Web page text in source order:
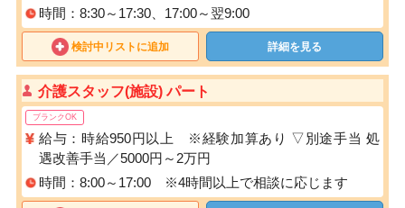
時間：8:30～17:30、17:00～翌9:00
検討中リストに追加 詳細を見る
介護スタッフ(施設) パート
ブランクOK
給与：時給950円以上 ※経験加算あり ▽別途手当 処
遇改善手当／5000円～2万円
時間：8:00～17:00 ※4時間以上で相談に応じます